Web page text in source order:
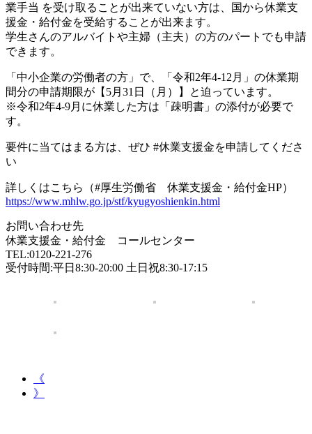
業手当 を受け取ることが出来ていない方は、国から休業支
援金・給付金を受給することが出来ます。
学生さんのアルバイトや主婦（主夫）の方のパートでも申請
できます。
「中小企業の労働者の方」で、「令和2年4-12月」の休業期
間分の申請期限が【5月31日（月）】と迫っています。
※令和2年4-9月に休業した方は「疎明書」の添付が必要で
す。
要件に当てはまる方は、ぜひ #休業支援金を申請してくださ
い
詳しくはこちら（#厚生労働省 休業支援金・給付金HP）
https://www.mhlw.go.jp/stf/kyugyoshienkin.html
お問い合わせ先
休業支援金・給付金 コールセンター
TEL:0120-221-276
受付時間:平日8:30-20:00 土日祝8:30-17:15
《
》